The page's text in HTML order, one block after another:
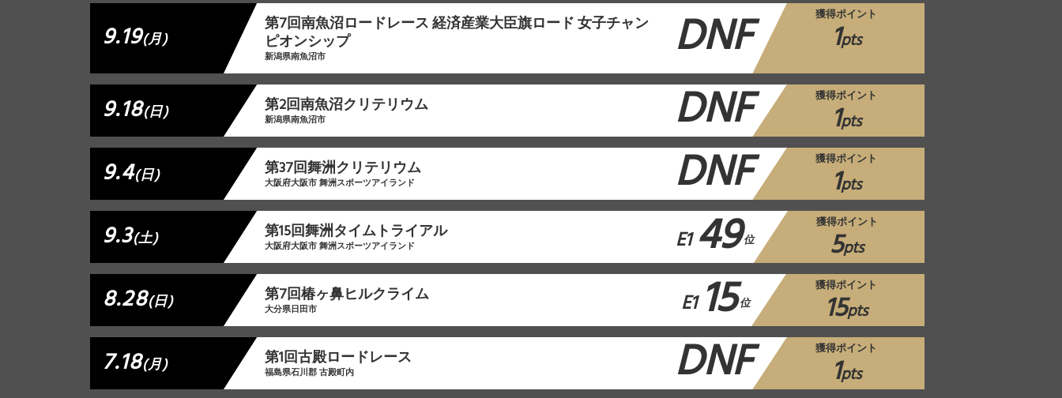
9.19(月)
第7回南魚沼ロードレース 経済産業大臣旗ロード 女子チャン
ピオンシップ
新潟県南魚沼市 DNF 獲得ポイント
1pts
9.18(日) 第2回南魚沼クリテリウム
新潟県南魚沼市 DNF 獲得ポイント
1pts
9.4(日) 第37回舞洲クリテリウム
大阪府大阪市 舞洲スポーツアイランド DNF 獲得ポイント
1pts
9.3(土) 第15回舞洲タイムトライアル
大阪府大阪市 舞洲スポーツアイランド E1 49位
獲得ポイント
5pts
8.28(日) 第7回椿ヶ鼻ヒルクライム
大分県日田市 E1 15位
獲得ポイント
15pts
7.18(月) 第1回古殿ロードレース
福島県石川郡 古殿町内 DNF 獲得ポイント
1pts